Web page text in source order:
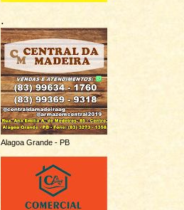
.
Alagoa Grande - PB